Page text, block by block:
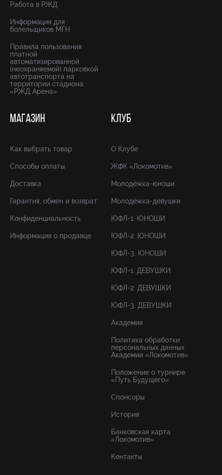
Работа в РЖД
Информация для
болельщиков МГН
Правила пользования
платной
автоматизированной
(неохраняемой) парковкой
автотранспорта на
территории стадиона
«РЖД Арена»
МАГАЗИН
Как выбрать товар
Способы оплаты
Доставка
Гарантия, обмен и возврат
Конфиденциальность
Информация о продавце
КЛУБ
О Клубе
ЖФК «Локомотив»
Молодёжка-юноши
Молодёжка-девушки
ЮФЛ-1. ЮНОШИ
ЮФЛ-2. ЮНОШИ
ЮФЛ-3. ЮНОШИ
ЮФЛ-1. ДЕВУШКИ
ЮФЛ-2. ДЕВУШКИ
ЮФЛ-3. ДЕВУШКИ
Академия
Политика обработки
персональных данных
Академии «Локомотив»
Положение о турнире
«Путь Будущего»
Спонсоры
История
Банковская карта
«Локомотив»
Контакты